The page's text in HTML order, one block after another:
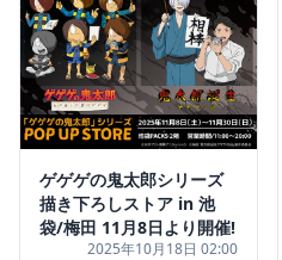
ゲゲゲの鬼太郎シリーズ
描き下ろしストア in 池
袋/梅田 11月8日より開催!
2025年10月18日 02:00